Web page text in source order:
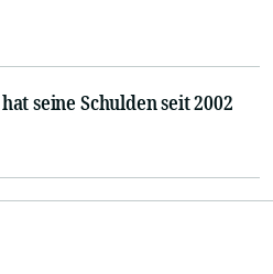
seine Schulden seit 2002